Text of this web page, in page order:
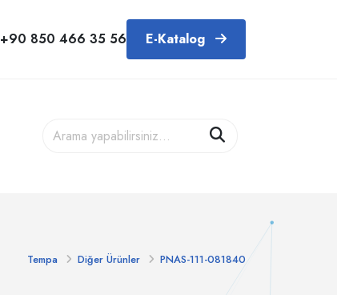
+90 850 466 35 56 E-Katalog
Tempa Diğer Ürünler PNAS-111-081840